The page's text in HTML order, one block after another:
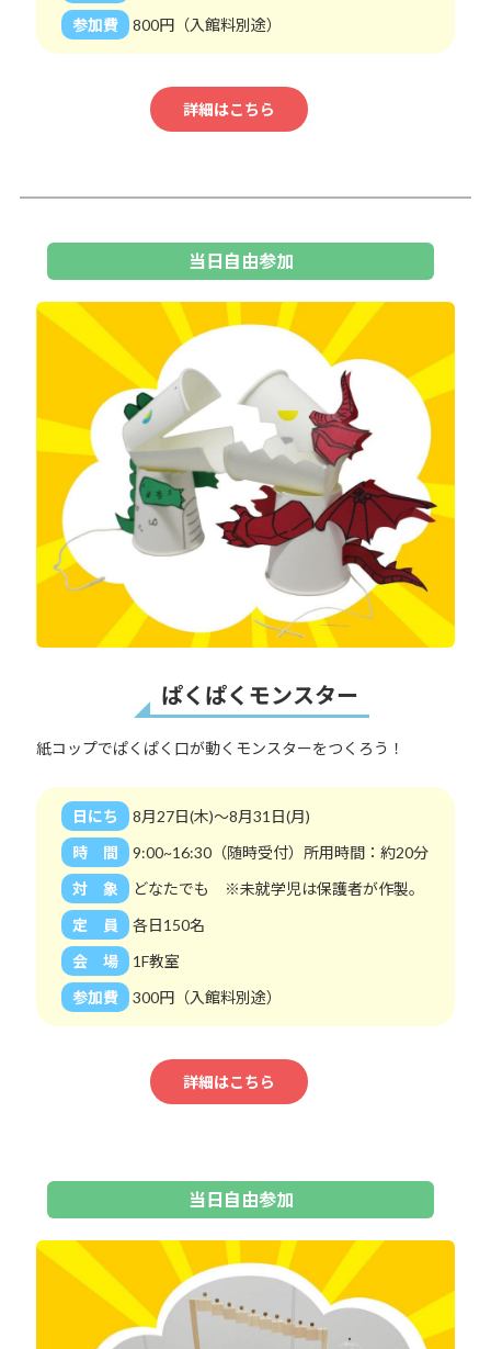
参加費 800円（入館料別途）
詳細はこちら
当日自由参加
ぱくぱくモンスター
紙コップでぱくぱく口が動くモンスターをつくろう！
日にち
8月27日(木)～8月31日(月)
時 間
9:00~16:30（随時受付）所用時間：約20分
対 象
どなたでも ※未就学児は保護者が作製。
定 員
各日150名
会 場
1F教室
参加費
300円（入館料別途）
詳細はこちら
当日自由参加